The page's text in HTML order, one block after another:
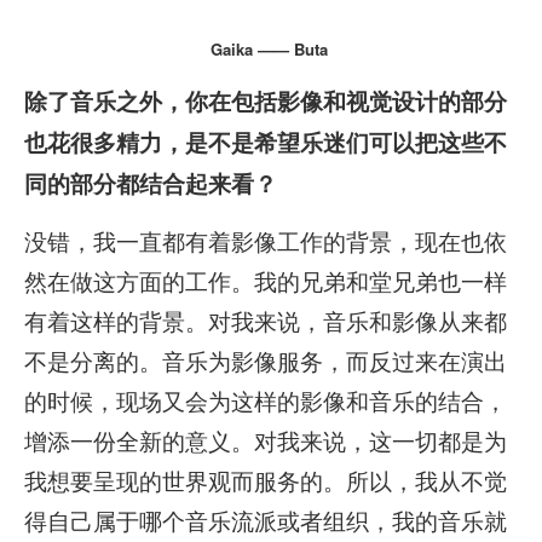
Gaika —— Buta
除了音乐之外，你在包括影像和视觉设计的部分
也花很多精力，是不是希望乐迷们可以把这些不
同的部分都结合起来看？
没错，我一直都有着影像工作的背景，现在也依
然在做这方面的工作。我的兄弟和堂兄弟也一样
有着这样的背景。对我来说，音乐和影像从来都
不是分离的。音乐为影像服务，而反过来在演出
的时候，现场又会为这样的影像和音乐的结合，
增添一份全新的意义。对我来说，这一切都是为
我想要呈现的世界观而服务的。所以，我从不觉
得自己属于哪个音乐流派或者组织，我的音乐就